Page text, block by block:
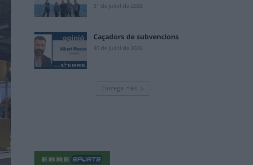
31 de juliol de 2026
Caçadors de subvencions
30 de juliol de 2026
Carrega més